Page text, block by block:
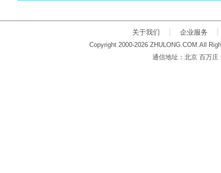
关于我们 企业服务
Copyright 2000-2026 ZHULONG.COM.All
通信地址：北京 百万